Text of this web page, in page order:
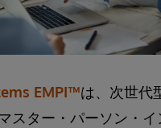
EMPI™は、次世代
スター・パーソン・